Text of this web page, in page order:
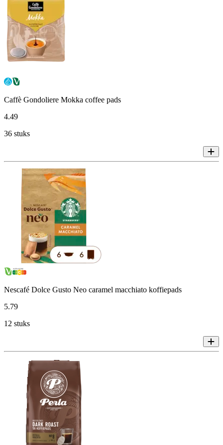
Caffè Gondoliere Mokka coffee pads
4.49
36 stuks
Nescafé Dolce Gusto Neo caramel macchiato koffiepads
5.79
12 stuks